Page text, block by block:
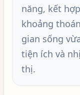
năng, kết
khoảng
gian sống
tiện ích và
thị.